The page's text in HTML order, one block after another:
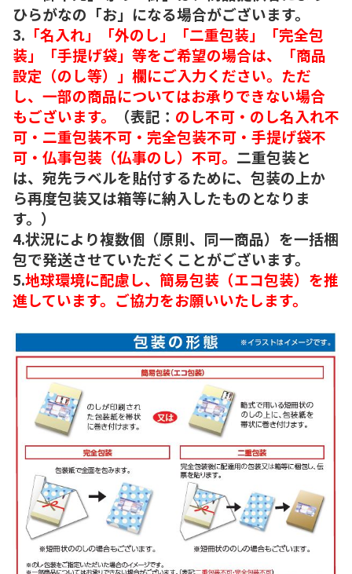
ひらがなの「お」になる場合がございます。
3. 「名入れ」「外のし」「二重包装」「完全包
装」「手提げ袋」等をご希望の場合は、「商品
設定（のし等）」欄にご入力ください。ただ
し、一部の商品についてはお承りできない場合
もございます。
（表記： のし不可・のし名入れ不
可・二重包装不可・完全包装不可・手提げ袋不
可・仏事包装（仏事のし）不可。 二重包装と
は、宛先ラベルを貼付するために、包装の上か
ら再度包装又は箱等に納入したものとなりま
す。）
4.状況により複数個（原則、同一商品）を一括梱
包で発送させていただくことがございます。
5.地球環境に配慮し、簡易包装（エコ包装）を推
進しています。ご協力をお願いいたします。